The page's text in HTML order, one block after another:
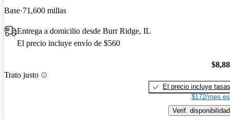
Base 71,600 millas
Entrega a domicilio desde Burr Ridge, IL
El precio incluye envío de $560
Trato justo
El precio incluye tasas
$172/mes
Verif. disponibilidad